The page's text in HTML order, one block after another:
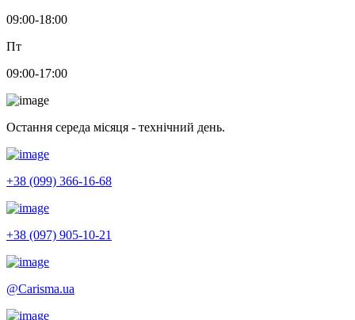
09:00-18:00
Пт
09:00-17:00
Остання середа місяця - технічний день.
+38 (099) 366-16-68
+38 (097) 905-10-21
@Carisma.ua